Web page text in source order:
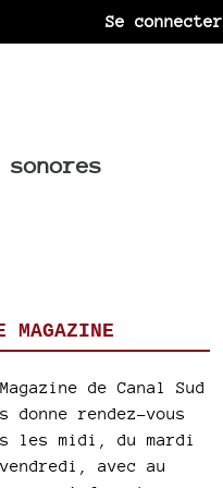
Se connecter
MAGAZINE
de Canal Sud
donne rendez-vous
les midi, du mardi
avec au